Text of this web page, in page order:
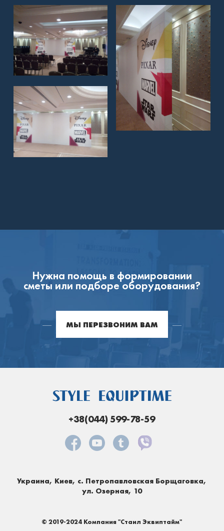
Нужна помощь в формировании
сметы или подборе оборудования?
МЫ ПЕРЕЗВОНИМ ВАМ
+38(044) 599-78-59
Украина, Киев, с. Петропавловская Борщаговка,
ул. Озерная, 10
© 2019-2024 Компания "Стаил Эквиптайм"